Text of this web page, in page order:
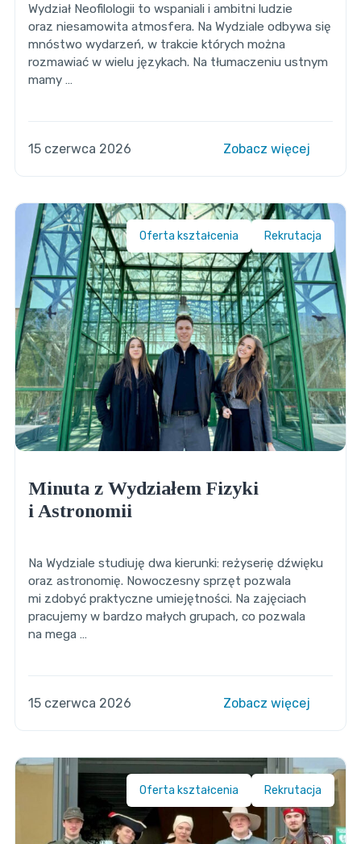
Wydział Neofilologii to wspaniali i ambitni ludzie
oraz niesamowita atmosfera. Na Wydziale odbywa się
mnóstwo wydarzeń, w trakcie których można
rozmawiać w wielu językach. Na tłumaczeniu ustnym
mamy …
15 czerwca 2026 Zobacz więcej
Oferta kształcenia Rekrutacja
Minuta z Wydziałem Fizyki
i Astronomii
Na Wydziale studiuję dwa kierunki: reżyserię dźwięku
oraz astronomię. Nowoczesny sprzęt pozwala
mi zdobyć praktyczne umiejętności. Na zajęciach
pracujemy w bardzo małych grupach, co pozwala
na mega …
15 czerwca 2026 Zobacz więcej
Oferta kształcenia Rekrutacja